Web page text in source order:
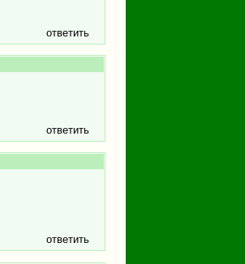
ответить
ответить
ответить